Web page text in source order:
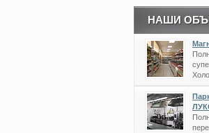
НАШИ